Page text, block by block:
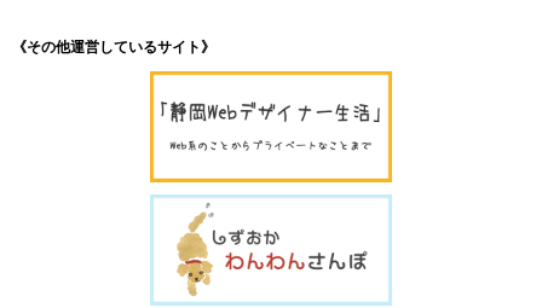
《その他運営しているサイト》